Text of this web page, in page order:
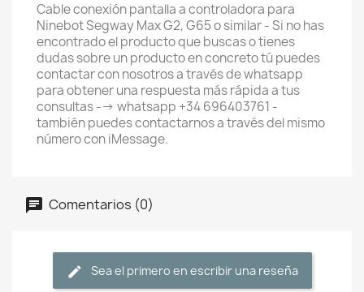
Cable conexión pantalla a controladora para
Ninebot Segway Max G2, G65 o similar - Si no has
encontrado el producto que buscas o tienes
dudas sobre un producto en concreto tú puedes
contactar con nosotros a través de whatsapp
para obtener una respuesta más rápida a tus
consultas --> whatsapp +34 696403761 -
también puedes contactarnos a través del mismo
número con iMessage.
Comentarios (0)
Sea el primero en escribir una reseña